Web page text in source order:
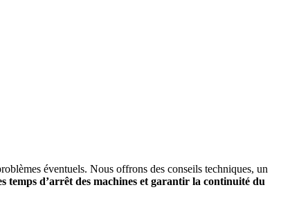
éventuels. Nous offrons des conseils techniques, un
temps d’arrêt des machines et garantir la continuité du